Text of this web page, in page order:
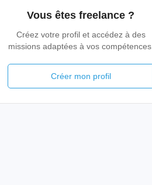
Vous êtes freelance ?
Créez votre profil et accédez à des
missions adaptées à vos compétences.
Créer mon profil